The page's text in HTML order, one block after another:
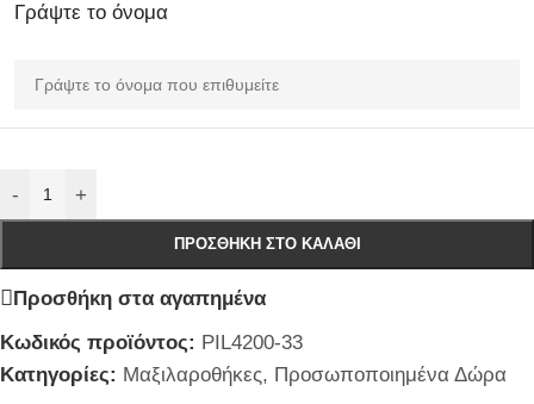
Γράψτε το όνομα
- +
ΠΡΟΣΘΉΚΗ ΣΤΟ ΚΑΛΆΘΙ
Προσθήκη στα αγαπημένα
Κωδικός προϊόντος: PIL4200-33
Κατηγορίες: Μαξιλαροθήκες, Προσωποποιημένα Δώρα